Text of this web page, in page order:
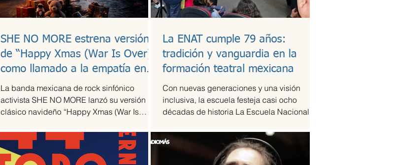
SHE NO MORE estrena versión
de “Happy Xmas (War Is Over)”
como llamado a la empatía en
tiempos de guerra
La banda mexicana de rock sinfónico
activista SHE NO MORE lanzó su versión del
clásico navideño “Happy Xmas (War Is
El sencillo transforma el himno pacifista en
un arreglo metal sinfónico que mantiene su
esencia esperanzadora, pero con la
La ENAT cumple 79 años:
tradición y vanguardia en la
formación teatral mexicana
Con nuevas generaciones y una visión
inclusiva, la escuela festeja casi ocho
décadas de historia La Escuela Nacional de